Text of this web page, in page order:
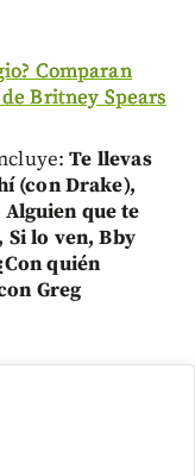
Comparan
Britney Spears
Te llevas
(con Drake),
que te
Si lo ven, Bby
quién
Greg